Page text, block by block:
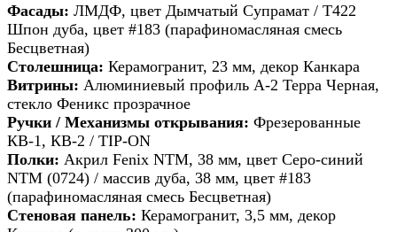
Фасады: ЛМДФ, цвет Дымчатый Супрамат / Т422
Шпон дуба, цвет #183 (парафиномасляная смесь
Бесцветная)
Столешница: Керамогранит, 23 мм, декор Канкара
Витрины: Алюминиевый профиль А-2 Терра Черная,
стекло Феникс прозрачное
Ручки / Механизмы открывания: Фрезерованные
КВ-1, КВ-2 / TIP-ON
Полки: Акрил Fenix NTM, 38 мм, цвет Серо-синий
NTM (0724) / массив дуба, 38 мм, цвет #183
(парафиномасляная смесь Бесцветная)
Стеновая панель: Керамогранит, 3,5 мм, декор